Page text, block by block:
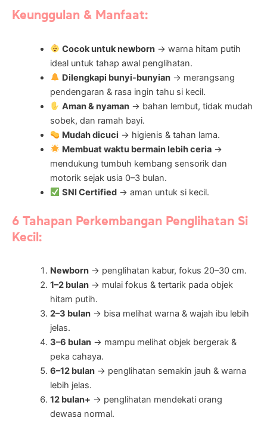
Keunggulan & Manfaat:
Cocok untuk newborn → warna hitam putih
ideal untuk tahap awal penglihatan.
Dilengkapi bunyi-bunyian → merangsang
pendengaran & rasa ingin tahu si kecil.
Aman & nyaman → bahan lembut, tidak mudah
sobek, dan ramah bayi.
Mudah dicuci → higienis & tahan lama.
Membuat waktu bermain lebih ceria →
mendukung tumbuh kembang sensorik dan
motorik sejak usia 0–3 bulan.
SNI Certified → aman untuk si kecil.
6 Tahapan Perkembangan Penglihatan Si
Kecil:
Newborn→ penglihatan kabur, fokus 20–30 cm.
1–2 bulan→ mulai fokus & tertarik pada objek
hitam putih.
2–3 bulan→ bisa melihat warna & wajah ibu lebih
jelas.
3–6 bulan→ mampu melihat objek bergerak &
peka cahaya.
6–12 bulan→ penglihatan semakin jauh & warna
lebih jelas.
12 bulan+ → penglihatan mendekati orang
dewasa normal.